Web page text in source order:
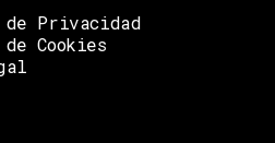
Privacidad
Cookies